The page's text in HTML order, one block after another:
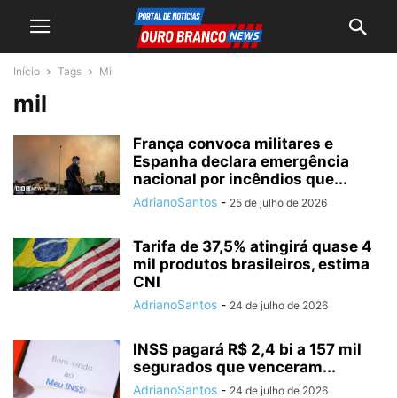
Início Tags Mil
mil
França convoca militares e
Espanha declara emergência
nacional por incêndios que...
AdrianoSantos - 25 de julho de 2026
Tarifa de 37,5% atingirá quase 4
mil produtos brasileiros, estima
CNI
AdrianoSantos - 24 de julho de 2026
INSS pagará R$ 2,4 bi a 157 mil
segurados que venceram...
AdrianoSantos - 24 de julho de 2026